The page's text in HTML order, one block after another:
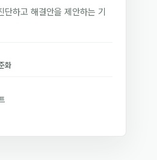
단하고 해결안을 제안하는 기
화